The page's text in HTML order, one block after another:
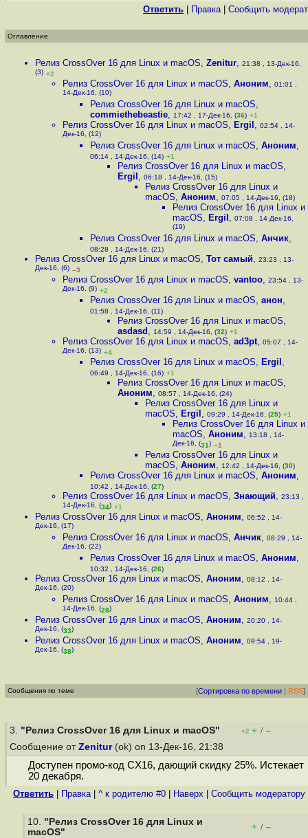
Ответить Правка| Cообщить
Оглавление
Релиз CrossOver 16 для Linux и macOS, Zenitur, 21:38 , 13-Дек-16,
(3) +2
Релиз CrossOver 16 для Linux и macOS, Аноним, 01:01 ,
14-Дек-16, (10)
Релиз CrossOver 16 для Linux и macOS,
commiethebeastie, 17:42 , 17-Дек-16, (36) +1
Релиз CrossOver 16 для Linux и macOS, Ergil , 02:54 , 14-
Дек-16, (12)
Релиз CrossOver 16 для Linux и macOS, Аноним,
06:14 , 14-Дек-16, (14) +1
Релиз CrossOver 16 для Linux и macOS,
Ergil , 06:18 , 14-Дек-16, (15)
Релиз CrossOver 16 для Linux и
macOS, Аноним, 07:05 , 14-Дек-16, (18)
Релиз CrossOver 16 для Linux и
macOS, Ergil , 07:08 , 14-Дек-16,
(19)
Релиз CrossOver 16 для Linux и macOS, Анчик,
08:28 , 14-Дек-16, (21)
Релиз CrossOver 16 для Linux и macOS, Тот самый, 23:23 , 13-
Дек-16, (6) –3
Релиз CrossOver 16 для Linux и macOS, vantoo, 23:54 , 13-
Дек-16, (9) +2
Релиз CrossOver 16 для Linux и macOS, анон,
01:58 , 14-Дек-16, (11)
Релиз CrossOver 16 для Linux и macOS,
asdasd , 14:59 , 14-Дек-16, (32) +1
Релиз CrossOver 16 для Linux и macOS, ad3pt, 05:07 , 14-
Дек-16, (13) +4
Релиз CrossOver 16 для Linux и macOS, Ergil ,
06:49 , 14-Дек-16, (16) +1
Релиз CrossOver 16 для Linux и macOS,
Аноним, 08:57 , 14-Дек-16, (24)
Релиз CrossOver 16 для Linux и
macOS, Ergil , 09:29 , 14-Дек-16, (25) +1
Релиз CrossOver 16 для Linux и
macOS, Аноним, 13:18 , 14-
Дек-16, (31) –1
Релиз CrossOver 16 для Linux и
macOS, Аноним, 12:42 , 14-Дек-16, (30)
Релиз CrossOver 16 для Linux и macOS, Аноним,
10:42 , 14-Дек-16, (27)
Релиз CrossOver 16 для Linux и macOS, Знающий, 23:13 ,
14-Дек-16, (34) +1
Релиз CrossOver 16 для Linux и macOS, Аноним, 06:52 , 14-
Дек-16, (17)
Релиз CrossOver 16 для Linux и macOS, Анчик, 08:29 , 14-
Дек-16, (22)
Релиз CrossOver 16 для Linux и macOS, Аноним,
10:32 , 14-Дек-16, (26)
Релиз CrossOver 16 для Linux и macOS, Аноним, 08:12 , 14-
Дек-16, (20)
Релиз CrossOver 16 для Linux и macOS, Аноним, 10:44 ,
14-Дек-16, (28)
Релиз CrossOver 16 для Linux и macOS, Аноним, 20:20 , 14-
Дек-16, (33)
Релиз CrossOver 16 для Linux и macOS, Аноним, 09:54 , 19-
Дек-16, (38)
Сообщения по теме [Сортировка по времени | RSS]
3. "Релиз CrossOver 16 для Linux и macOS" +2 + / –
Сообщение от Zenitur(ok) on 13-Дек-16, 21:38
Доступен промо-код CX16, дающий скидку 25%. Истекает
20 декабря.
Ответить Правка| ^ к родителю #0 Наверх Cообщить модератору
10. "Релиз CrossOver 16 для Linux и
macOS"
+ / –